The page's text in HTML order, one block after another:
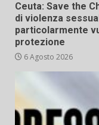
Ceuta: Save the
di violenza
particolarmente
protezione
6 Agosto 2026